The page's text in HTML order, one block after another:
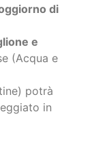
e
(Acqua e
potrà
in
a